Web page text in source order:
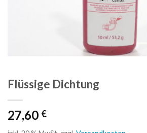
Flüssige Dichtung
27,60 €